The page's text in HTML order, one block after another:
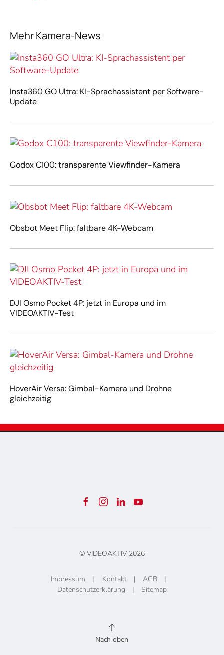
Mehr Kamera-News
Insta360 GO Ultra: KI-Sprachassistent per Software-
Update
Godox C100: transparente Viewfinder-Kamera
Obsbot Meet Flip: faltbare 4K-Webcam
DJI Osmo Pocket 4P: jetzt in Europa und im
VIDEOAKTIV-Test
HoverAir Versa: Gimbal-Kamera und Drohne
gleichzeitig
© VIDEOAKTIV 2026
Impressum | Kontakt| AGB|
Datenschutzerklärung | Sitemap
Nach oben